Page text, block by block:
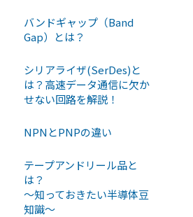
バンドギャップ（Band
Gap）とは？
シリアライザ(SerDes)と
は？高速データ通信に欠か
せない回路を解説！
NPNとPNPの違い
テープアンドリール品と
は？
〜知っておきたい半導体豆
知識〜